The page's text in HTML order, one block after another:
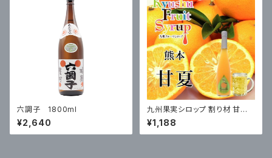
六調子 1800ml
¥2,640
九州果実シロップ 割り材 甘夏
3倍希釈 500ml はちみつ入り
ノンアルコール ノンアルドリンク
¥1,188